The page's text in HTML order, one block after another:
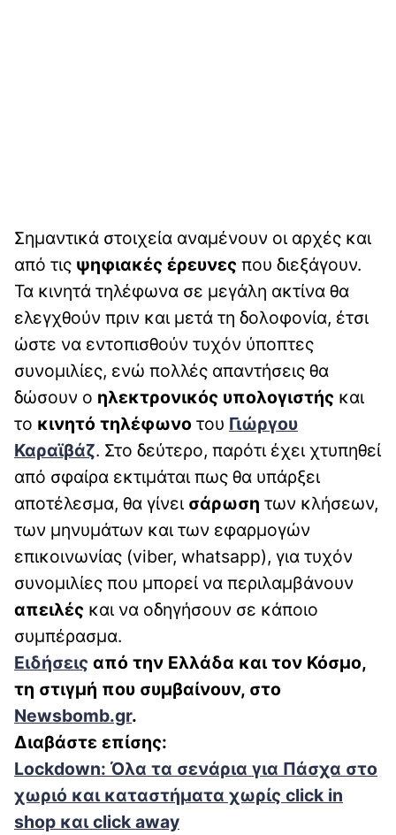
Σημαντικά στοιχεία αναμένουν οι αρχές και
από τις ψηφιακές έρευνες που διεξάγουν.
Τα κινητά τηλέφωνα σε μεγάλη ακτίνα θα
ελεγχθούν πριν και μετά τη δολοφονία, έτσι
ώστε να εντοπισθούν τυχόν ύποπτες
συνομιλίες, ενώ πολλές απαντήσεις θα
δώσουν ο ηλεκτρονικός υπολογιστής και
το κινητό τηλέφωνο του Γιώργου
Καραϊβάζ. Στο δεύτερο, παρότι έχει χτυπηθεί
από σφαίρα εκτιμάται πως θα υπάρξει
αποτέλεσμα, θα γίνει σάρωση των κλήσεων,
των μηνυμάτων και των εφαρμογών
επικοινωνίας (viber, whatsapp), για τυχόν
συνομιλίες που μπορεί να περιλαμβάνουν
απειλές και να οδηγήσουν σε κάποιο
συμπέρασμα.
Ειδήσεις από την Ελλάδα και τον Κόσμο,
τη στιγμή που συμβαίνουν, στο
Newsbomb.gr.
Διαβάστε επίσης:
Lockdown: Όλα τα σενάρια για Πάσχα στο
χωριό και καταστήματα χωρίς click in
shop και click away